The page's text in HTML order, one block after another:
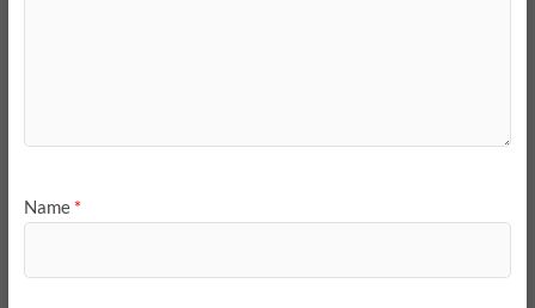
Name *